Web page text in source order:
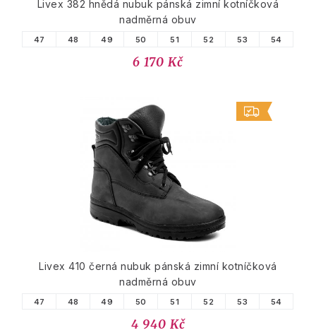
Livex 382 hnědá nubuk pánská zimní kotníčková
nadměrná obuv
47 48 49 50 51 52 53 54
6 170 Kč
Livex 410 černá nubuk pánská zimní kotníčková
nadměrná obuv
47 48 49 50 51 52 53 54
4 940 Kč